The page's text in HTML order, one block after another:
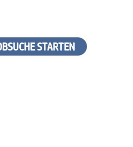
STARTEN